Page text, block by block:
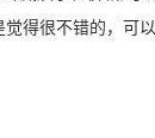
得很不错的，可以